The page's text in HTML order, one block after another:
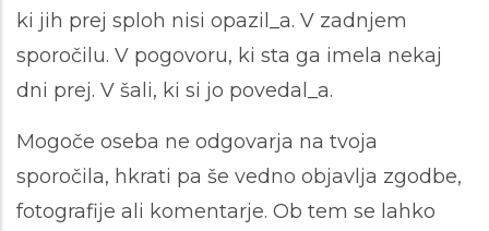
ki jih prej sploh nisi opazil_a. V zadnjem
sporočilu. V pogovoru, ki sta ga imela nekaj
dni prej. V šali, ki si jo povedal_a.
Mogoče oseba ne odgovarja na tvoja
sporočila, hkrati pa še vedno objavlja zgodbe,
fotografije ali komentarje. Ob tem se lahko